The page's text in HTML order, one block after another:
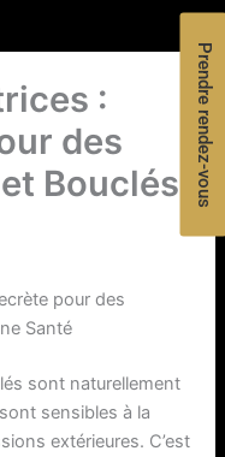
:
des
Bouclés
pour des
Santé
sont naturellement
sensibles à la
extérieures. C’est
Prendre rendez-vous